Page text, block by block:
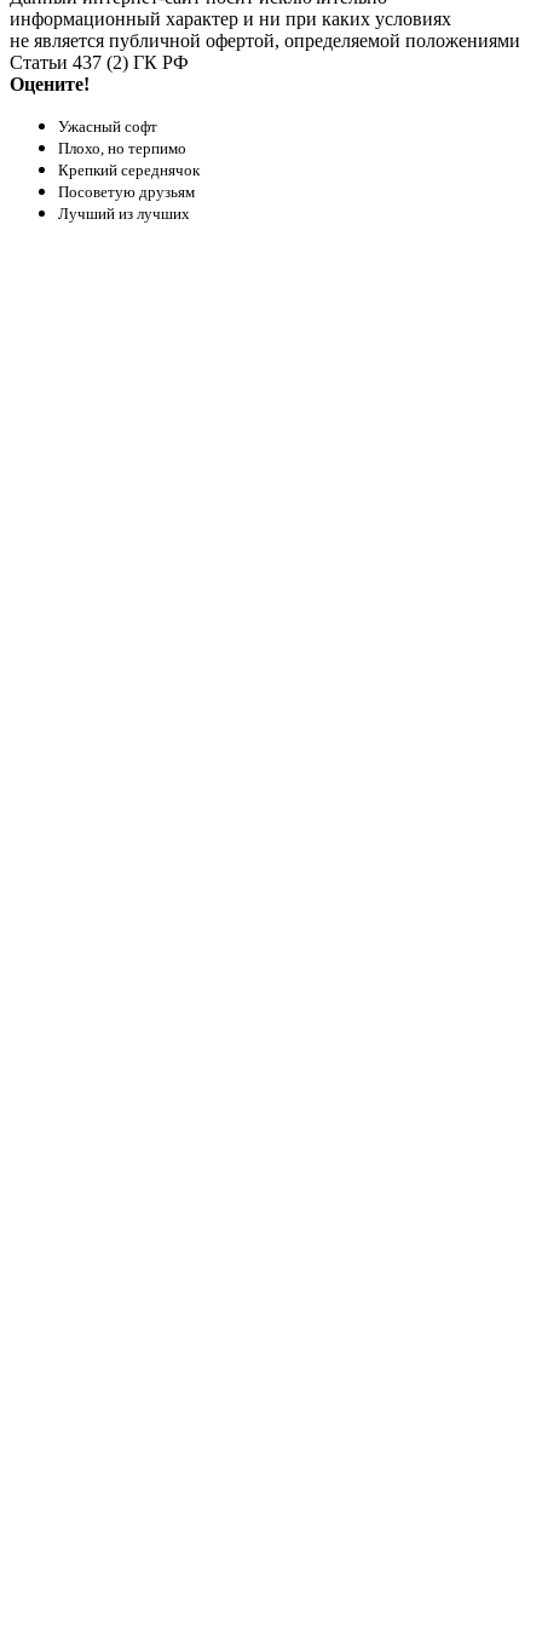
информационный характер и ни при каких условиях
не является публичной офертой, определяемой положениями
Статьи 437 (2) ГК РФ
Оцените!
Ужасный софт
Плохо, но терпимо
Крепкий середнячок
Посоветую друзьям
Лучший из лучших